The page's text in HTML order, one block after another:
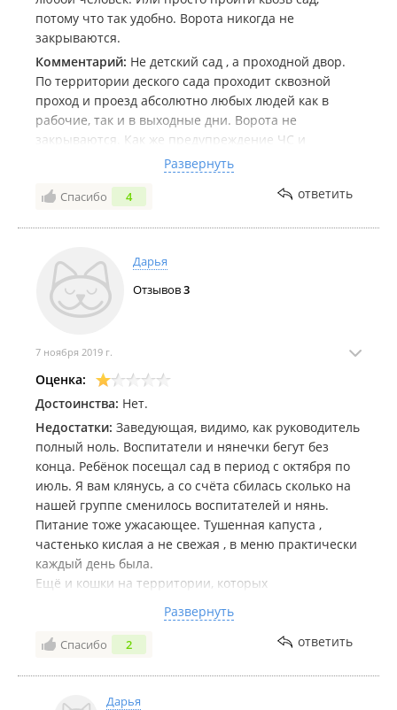
потому что так удобно. Ворота никогда не
закрываются.
Комментарий: Не детский сад , а проходной двор.
По территории деского сада проходит сквозной
проход и проезд абсолютно любых людей как в
рабочие, так и в выходные дни. Ворота не
закрываются. Как же предупреждение ЧС и
терроризма？Зато кругосуточно горят яркие
фонари （нарушая все нормы санпина）которые
направлены не на территорию сада , а на стоящий
доме, поэкономили бы деньги налогоплательщиков,
потраченные на электричество, хотя это же не их
карман.
Развернуть
Спасибо 4 ответить
Дарья
Отзывов3
7 ноября 2019 г.
Оценка:
Достоинства: Нет.
Недостатки: Заведующая, видимо, как руководитель
полный ноль. Воспитатели и нянечки бегут без
конца. Ребёнок посещал сад в период с октября по
июль. Я вам клянусь, а со счёта сбилась сколько на
нашей группе сменилось воспитателей и нянь.
Питание тоже ужасающее. Тушенная капуста ,
частенько кислая а не свежая , в меню практически
каждый день была.
Ещё и кошки на территории, которых
кошки ходили гадить в песочницы.
Развернуть
Спасибо 2 ответить
Дарья